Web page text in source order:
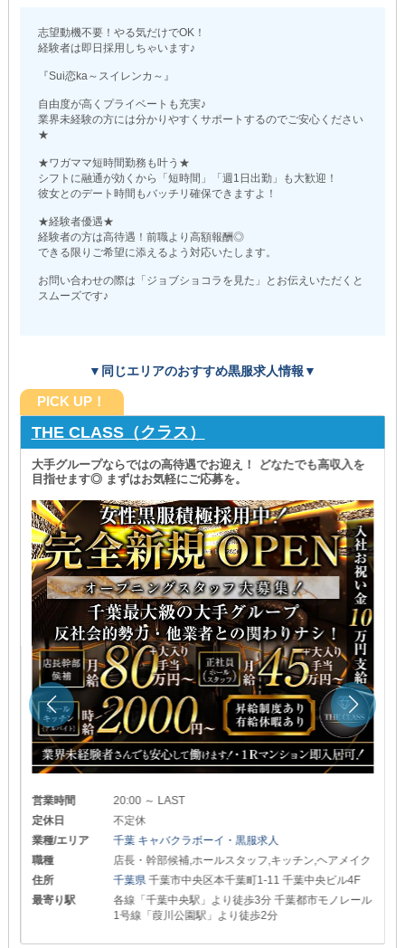
志望動機不要！やる気だけでOK！
経験者は即日採用しちゃいます♪
『Sui恋ka～スイレンカ～』
自由度が高くプライベートも充実♪
業界未経験の方には分かりやすくサポートするのでご安心ください
★
★ワガママ短時間勤務も叶う★
シフトに融通が効くから「短時間」「週1日出勤」も大歓迎！
彼女とのデート時間もバッチリ確保できますよ！
★経験者優遇★
経験者の方は高待遇！前職より高額報酬◎
できる限りご希望に添えるよう対応いたします。
お問い合わせの際は「ジョブショコラを見た」とお伝えいただくと
スムーズです♪
▼同じエリアのおすすめ黒服求人情報▼
PICK UP！
THE CLASS（クラス）
大手グループならではの高待遇でお迎え！ どなたでも高収入を
目指せます◎ まずはお気軽にご応募を。
営業時間
20:00 ～ LAST
定休日
不定休
業種/エリア
千葉 キャバクラボーイ・黒服求人
職種
店長・幹部候補,ホールスタッフ,キッチン,ヘアメイク
住所
千葉県千葉市中央区本千葉町1-11 千葉中央ビル4F
最寄り駅
各線「千葉中央駅」より徒歩3分 千葉都市モノレール
1号線「葭川公園駅」より徒歩2分